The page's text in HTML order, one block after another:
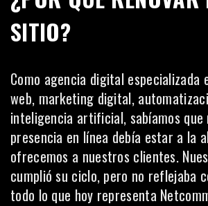
SITIO?
Como agencia digital especializada
web, marketing digital,
inteligencia artificial, sabíamos que
presencia en línea debía estar a la
ofrecemos a nuestros clientes.
cumplió su ciclo, pero no reflejaba
todo lo que hoy representa